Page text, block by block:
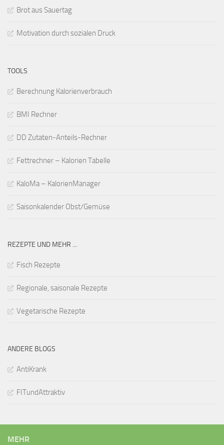
Brot aus Sauertag
Motivation durch sozialen Druck
TOOLS
Berechnung Kalorienverbrauch
BMI Rechner
DD Zutaten-Anteils-Rechner
Fettrechner – Kalorien Tabelle
KaloMa – KalorienManager
Saisonkalender Obst/Gemüse
REZEPTE UND MEHR ...
Fisch Rezepte
Regionale, saisonale Rezepte
Vegetarische Rezepte
ANDERE BLOGS
AntiKrank
FITundAttraktiv
MEHR